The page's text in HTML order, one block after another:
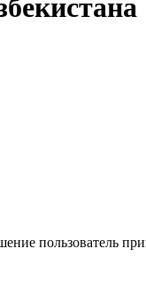
пользователь